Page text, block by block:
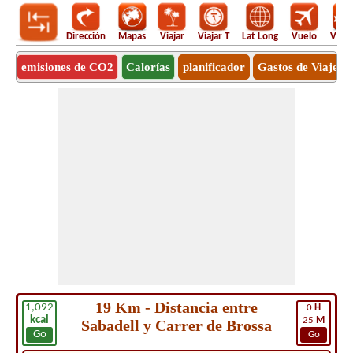
Dirección Mapas Viajar Viajar T Lat Long Vuelo
emisiones de CO2 Calorías planificador Gastos de Viaje
1,092
kcal
Go
0 H
25 M
Go
19 Km - Distancia entre
Sabadell y Carrer de Brossa